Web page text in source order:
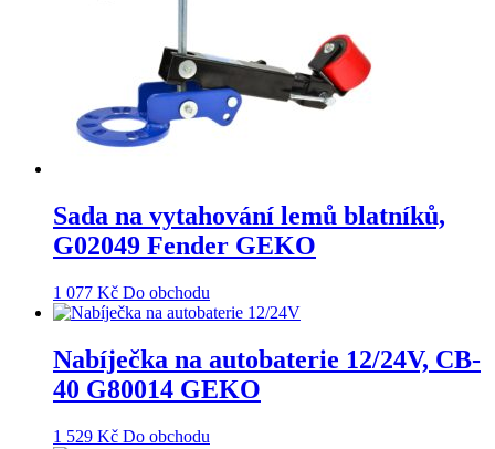
Sada na vytahování lemů blatníků,
G02049 Fender GEKO
1 077 Kč Do obchodu
Nabíječka na autobaterie 12/24V, CB-
40 G80014 GEKO
1 529 Kč Do obchodu